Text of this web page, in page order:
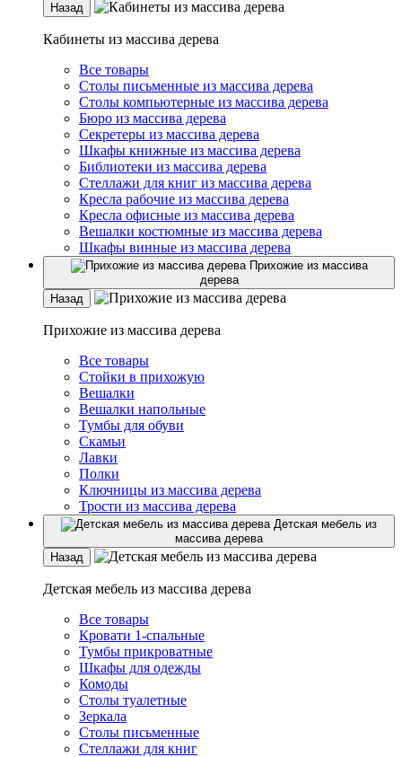
Назад
Кабинеты из массива дерева
Все товары
Столы письменные из массива дерева
Столы компьютерные из массива дерева
Бюро из массива дерева
Секретеры из массива дерева
Шкафы книжные из массива дерева
Библиотеки из массива дерева
Стеллажи для книг из массива дерева
Кресла рабочие из массива дерева
Кресла офисные из массива дерева
Вешалки костюмные из массива дерева
Шкафы винные из массива дерева
Прихожие из массива
дерева
Назад
Прихожие из массива дерева
Все товары
Стойки в прихожую
Вешалки
Вешалки напольные
Тумбы для обуви
Скамьи
Лавки
Полки
Ключницы из массива дерева
Трости из массива дерева
Детская мебель из
массива дерева
Назад
Детская мебель из массива дерева
Все товары
Кровати 1-спальные
Тумбы прикроватные
Шкафы для одежды
Комоды
Столы туалетные
Зеркала
Столы письменные
Стеллажи для книг